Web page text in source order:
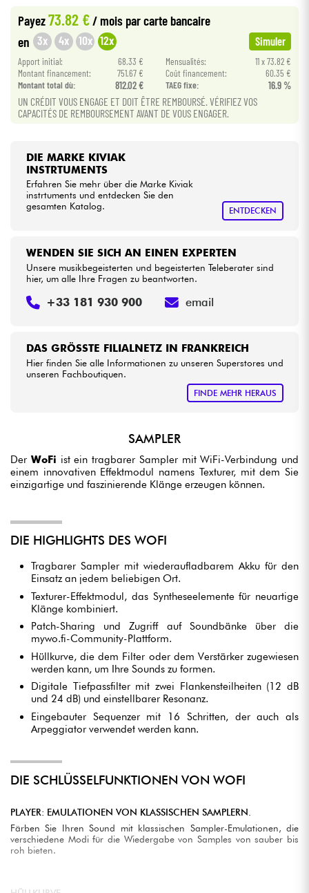
HiFi
Bundle
Sehen Sie sich unsere Marken an
Payez73.82 €/ mois par carte bancaire
en 3x 4x 10x 12x Simuler
Apport initial: 68.33 € Mensualités:
11 x 73.82 €
Montant financement:
751.67 € Coût financement:
60.35 €
Montant total dù:
812.02 € TAEG fixe: 16.9 %
UN CRÉDIT VOUS ENGAGE ET DOIT ÊTRE REMBOURSÉ. VÉRIFIEZ VOS
CAPACITÉS DE REMBOURSEMENT AVANT DE VOUS ENGAGER.
DIE MARKE KIVIAK
INSTRTUMENTS
Erfahren Sie mehr über die Marke Kiviak
instrtuments und entdecken Sie den
gesamten Katalog.
ENTDECKEN
DAS GRÖSSTE FILIALNETZ IN FRANKREICH
Hier finden Sie alle Informationen zu unseren Superstores und
unseren Fachboutiquen.
FINDE MEHR HERAUS
WENDEN SIE SICH AN EINEN EXPERTEN
Unsere musikbegeisterten und begeisterten Teleberater sind
hier, um alle Ihre Fragen zu beantworten.
+33 181 930 900 email
SAMPLER
Der WoFi ist ein tragbarer Sampler mit WiFi-Verbindung und
einem innovativen Effektmodul namens Texturer, mit dem Sie
einzigartige und faszinierende Klänge erzeugen können.
DIE HIGHLIGHTS DES WOFI
Tragbarer Sampler mit wiederaufladbarem Akku für den
Einsatz an jedem beliebigen Ort.
Texturer-Effektmodul, das Syntheseelemente für neuartige
Klänge kombiniert.
Patch-Sharing und Zugriff auf Soundbänke über die
mywo.fi-Community-Plattform.
Hüllkurve, die dem Filter oder dem Verstärker zugewiesen
werden kann, um Ihre Sounds zu formen.
Digitale Tiefpassfilter mit zwei Flankensteilheiten (12 dB
und 24 dB) und einstellbarer Resonanz.
Eingebauter Sequenzer mit 16 Schritten, der auch als
Arpeggiator verwendet werden kann.
DIE SCHLÜSSELFUNKTIONEN VON WOFI
PLAYER: EMULATIONEN VON KLASSISCHEN SAMPLERN.
Färben Sie Ihren Sound mit klassischen Sampler-Emulationen, die
verschiedene Modi für die Wiedergabe von Samples von sauber bis
roh bieten.